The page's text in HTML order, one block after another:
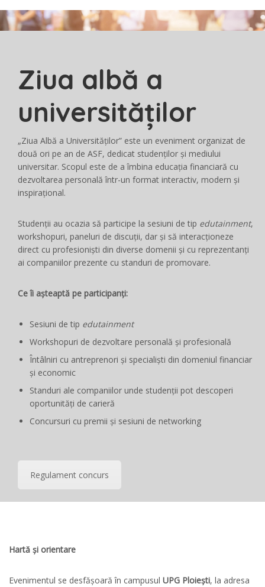
Ziua albă a
universităților
„Ziua Albă a Universităților” este un eveniment organizat de
două ori pe an de ASF, dedicat studenților și mediului
universitar. Scopul este de a îmbina educația financiară cu
dezvoltarea personală într-un format interactiv, modern și
inspirațional.
Studenții au ocazia să participe la sesiuni de tip edutainment,
workshopuri, paneluri de discuții, dar și să interacționeze
direct cu profesioniști din diverse domenii și cu reprezentanți
ai companiilor prezente cu standuri de promovare.
Ce îi așteaptă pe participanți:
Sesiuni de tip edutainment
Workshopuri de dezvoltare personală și profesională
Întâlniri cu antreprenori și specialiști din domeniul financiar
și economic
Standuri ale companiilor unde studenții pot descoperi
oportunități de carieră
Concursuri cu premii și sesiuni de networking
Regulament concurs
Hartă și orientare
Evenimentul se desfășoară în campusul UPG Ploiești, la adresa